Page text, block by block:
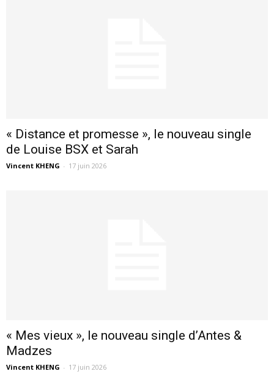
« Distance et promesse », le nouveau single
de Louise BSX et Sarah
Vincent KHENG - 17 juin 2026
« Mes vieux », le nouveau single d’Antes &
Madzes
Vincent KHENG - 17 juin 2026